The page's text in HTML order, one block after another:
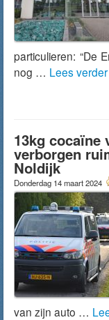
particulieren: “De
nog … Lees verder
13kg cocaïne
verborgen
Noldijk
Donderdag 14 maart 2024
van zijn auto …